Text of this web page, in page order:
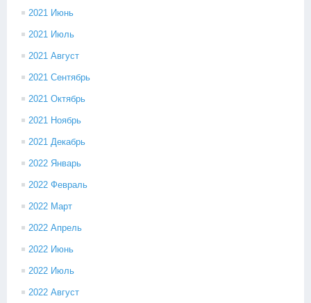
2021 Июнь
2021 Июль
2021 Август
2021 Сентябрь
2021 Октябрь
2021 Ноябрь
2021 Декабрь
2022 Январь
2022 Февраль
2022 Март
2022 Апрель
2022 Июнь
2022 Июль
2022 Август